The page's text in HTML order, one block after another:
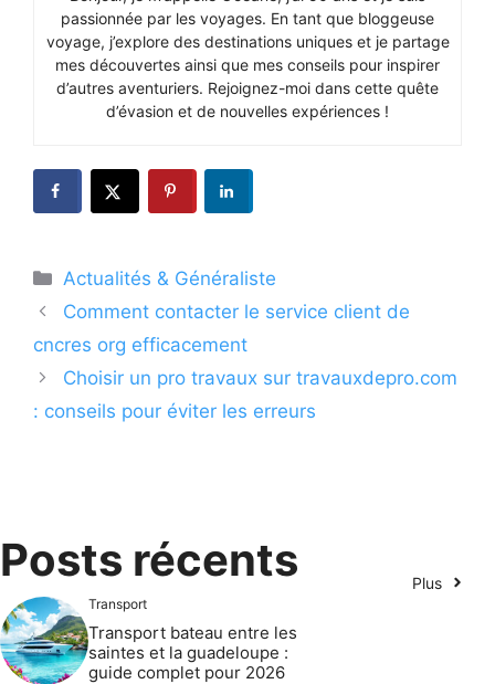
passionnée par les voyages. En tant que bloggeuse
voyage, j’explore des destinations uniques et je partage
mes découvertes ainsi que mes conseils pour inspirer
d’autres aventuriers. Rejoignez-moi dans cette quête
d’évasion et de nouvelles expériences !
Catégories
Actualités & Généraliste
Comment contacter le service client de
cncres org efficacement
Choisir un pro travaux sur travauxdepro.com
: conseils pour éviter les erreurs
Posts récents Plus
Transport
Transport bateau entre les
saintes et la guadeloupe :
guide complet pour 2026